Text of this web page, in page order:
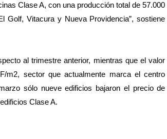
Clase A, con una producción total de 57.000
Golf, Vitacura y Nueva Providencia”, sostiene
al trimestre anterior, mientras que el valor
m2, sector que actualmente marca el centro
sólo nueve edificios bajaron el precio de
Clase A.